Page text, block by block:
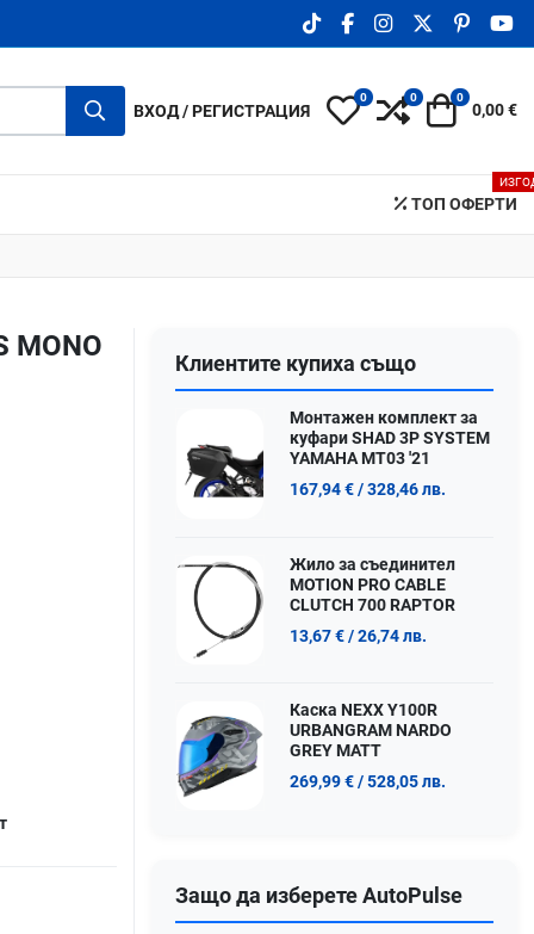
TIKTOK SOCIAL LINK
FACEBOOK SOCIAL
INSTAGRAM
X.COM
ВХОД / РЕГИСТРАЦИЯ My Wishlist
0 Compare
0 Количка
0
0,00 €
ТОП ОФЕРТИ
MONO
Клиентите купиха също
Монтажен комплект за
куфари SHAD 3P SYSTEM
YAMAHA MT03 '21
167,94 €/ 328,46 лв.
Жило за съединител
MOTION PRO CABLE
CLUTCH 700 RAPTOR
13,67 €/ 26,74 лв.
Каска NEXX Y100R
URBANGRAM NARDO
GREY MATT
269,99 €/ 528,05 лв.
Защо да изберете AutoPulse